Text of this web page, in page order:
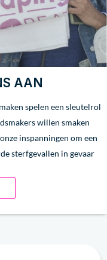
AAN
spelen een sleutelrol
willen smaken
inspanningen om een
sterfgevallen in gevaar